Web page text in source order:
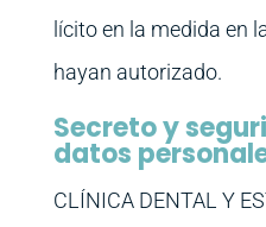
lícito en la medida en
hayan autorizado.
Secreto y
datos
CLÍNICA DENTAL Y